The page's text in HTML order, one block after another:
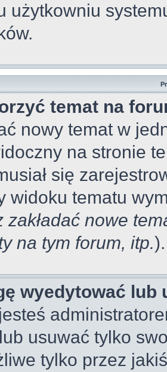
użytkowniu
temat na
nowy temat w
na stronie
się
widoku tematu
zakładać nowe
na tym forum, itp.).
wyedytować lub
usuwać tylko
tylko przez